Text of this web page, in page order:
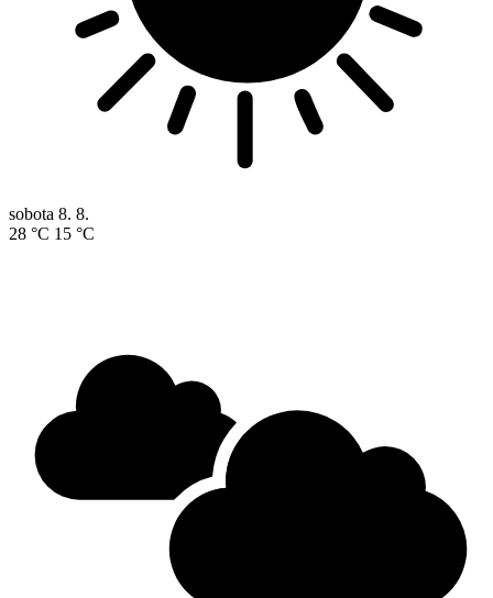
sobota 8. 8.
28 °C 15 °C